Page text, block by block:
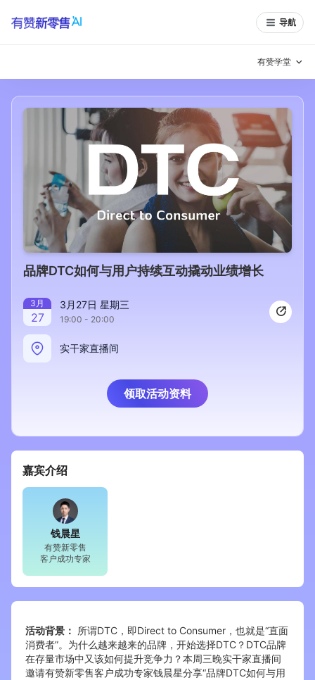
导航
有赞学堂
有赞说增长
私域日历 增长方法
有赞说案例拆解 有赞专家说
有赞成功案例 新零售最佳实践
面对面聊增长
有赞春季发布会 实干家直播间
新零售大会
AllValue
行业洞察
品牌消费观
新零售资讯
私域课程 新零售内参
增长俱乐部
品牌DTC如何与用户持续互动撬动业绩增长
3 月
27
3月27日 星期三
19:00 - 20:00
实干家直播间
领取活动资料
嘉宾介绍
钱晨星
有赞新零售
客户成功专家
活动背景： 所谓DTC，即Direct to Consumer，也就是“直面
消费者”。为什么越来越来的品牌，开始选择DTC？DTC品牌
在存量市场中又该如何提升竞争力？本周三晚实干家直播间
邀请有赞新零售客户成功专家钱晨星分享“品牌DTC如何与用